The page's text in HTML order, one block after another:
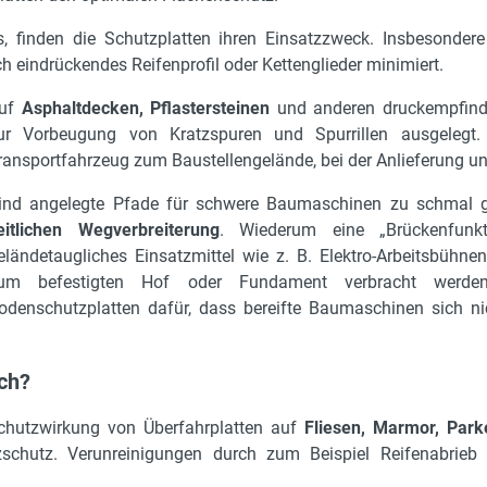
finden die Schutzplatten ihren Einsatzzweck.
eindrückendes Reifenprofil oder Kettenglieder minimiert.
Asphaltdecken, Pflastersteinen und anderen
Vorbeugung von Kratzspuren und Spurrillen
zum Baustellengelände, bei der Anlieferung
angelegte Pfade für schwere Baumaschinen zu schmal
Wegverbreiterung. Wiederum eine
Einsatzmittel wie z. B. Elektro-
befestigten Hof oder Fundament verbracht
dafür, dass bereifte Baumaschinen sich
von Überfahrplatten auf Fliesen, Marmor,
Verunreinigungen durch zum Beispiel